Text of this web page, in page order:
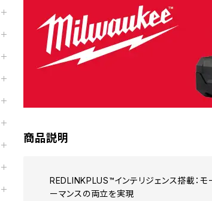
商品説明
REDLINKPLUS™インテリジェンス搭載：
ーマンスの両立を実現